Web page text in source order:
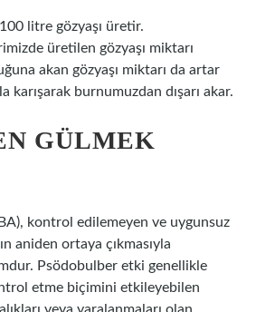
litre gözyaşı üretir.
üretilen gözyaşı miktarı
akan gözyaşı miktarı da artar
karışarak burnumuzdan dışarı akar.
GÜLMEK
kontrol edilemeyen ve uygunsuz
aniden ortaya çıkmasıyla
Psödobulber etki genellikle
etme biçimini etkileyebilen